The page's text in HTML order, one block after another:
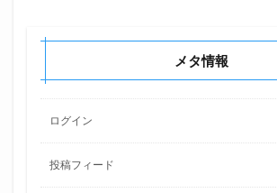
メタ情報
ログイン
投稿フィード